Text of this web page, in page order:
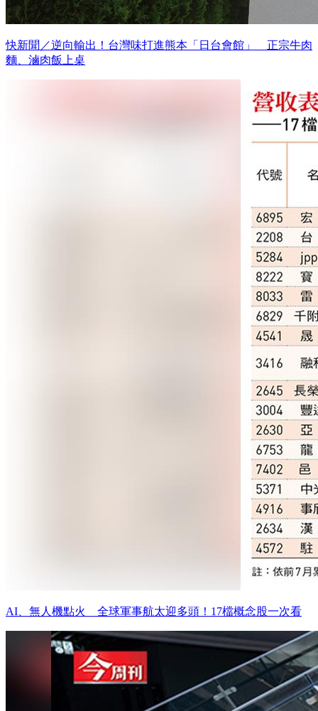
快新聞／逆向輸出！台灣味打進熊本「日台會館」 正宗牛肉
麵、滷肉飯上桌
AI、無人機點火 全球軍事航太迎多頭！17檔概念股一次看